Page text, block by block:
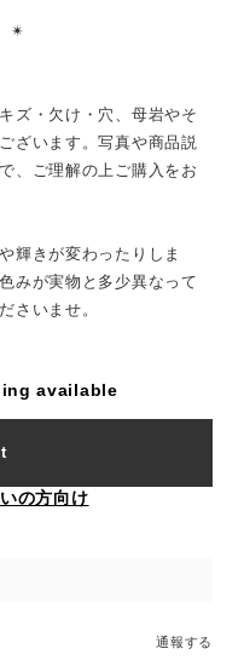
✴︎
ズ・欠け・穴、母岩やそ
ざいます。写真や商品説
、ご理解の上ご購入をお
輝きが変わったりしま
みが実物と多少異なって
さいませ。
available
の方向け
通報する